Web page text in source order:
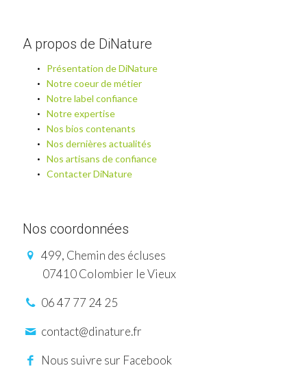
A propos de DiNature
Présentation de DiNature
Notre coeur de métier
Notre label confiance
Notre expertise
Nos bios contenants
Nos dernières actualités
Nos artisans de confiance
Contacter DiNature
Nos coordonnées
499, Chemin des écluses
07410 Colombier le Vieux
06 47 77 24 25
contact@dinature.fr
Nous suivre sur Facebook